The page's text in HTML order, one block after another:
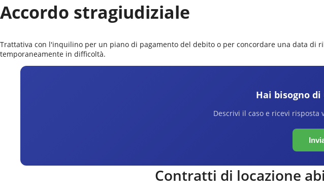
Accordo stragiudiziale
Trattativa con l'inquilino per un piano di pagamento del debito o per concordare una data di
temporaneamente in difficoltà.
Hai bisogno
Descrivi il caso e ricevi risposta
Contratti di locazione